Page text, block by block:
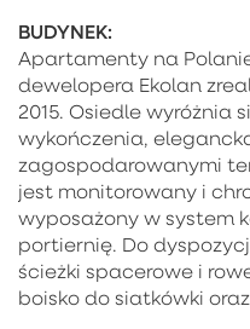
BUDYNEK:
Apartamenty na
dewelopera Ekolan
2015. Osiedle wyróżnia
wykończenia,
zagospodarowanymi
jest monitorowany i
wyposażony w system
portiernię. Do
ścieżki spacerowe i
boisko do siatkówki